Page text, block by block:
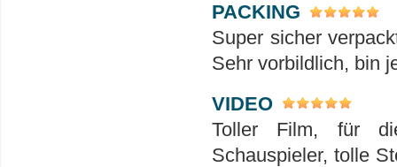
PACKING
Super sicher
Sehr vorbildlich, bin
VIDEO
Toller Film, für
Schauspieler, tolle